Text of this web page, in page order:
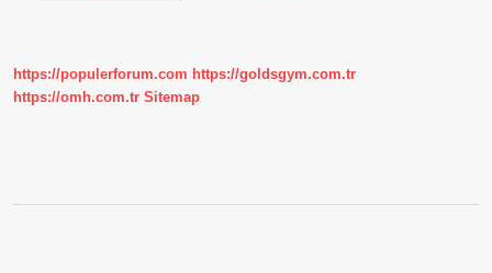
https://populerforum.com https://goldsgym.com.tr
https://omh.com.tr Sitemap